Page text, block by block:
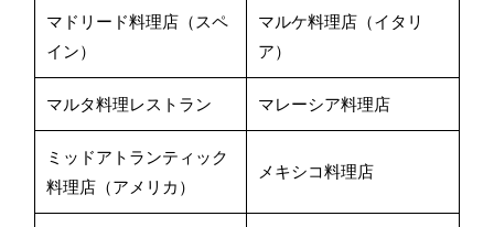
マドリード料理店（スペ
イン）
マルケ料理店（イタリ
ア）
マルタ料理レストラン マレーシア料理店
ミッドアトランティック
料理店（アメリカ）
メキシコ料理店